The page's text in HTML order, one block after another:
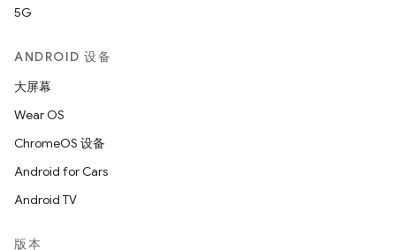
5G
ANDROID 设备
大屏幕
Wear OS
ChromeOS 设备
Android for Cars
Android TV
版本